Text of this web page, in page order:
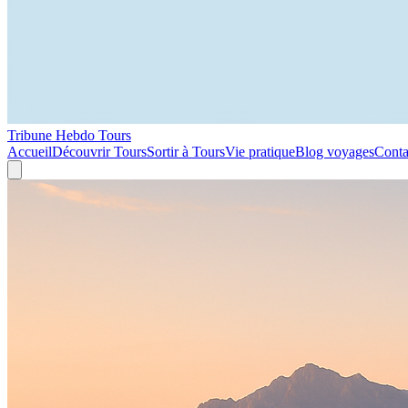
Tribune Hebdo Tours
AccueilDécouvrir ToursSortir à ToursVie pratiqueBlog voyages